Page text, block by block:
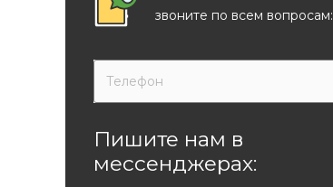
звоните по всем вопросам:
Пишите нам в
мессенджерах: